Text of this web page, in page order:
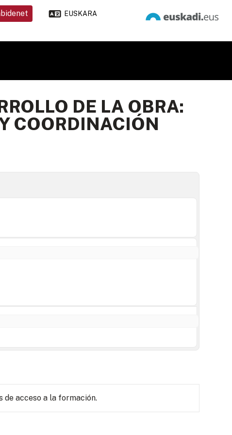
EUSKARA
DE LA OBRA:
COORDINACIÓN
de acceso a la formación.